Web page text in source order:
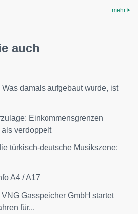
mehr
auch
damals aufgebaut wurde, ist
Einkommensgrenzen
verdoppelt
türkisch-deutsche Musikszene:
A4 / A17
Gasspeicher GmbH startet
für...